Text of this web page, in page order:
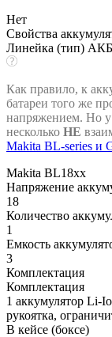
Нет
Свойства
Линейка (тип) АКБ
Как правило, к
батареи того же
напряжением. Но у
несколько НЕ
Makita BL-series и
Makita BL18xx
Напряжение
18
Количество
1
Емкость
3
Комплектация
Комплектация
1 аккумулятор Li-
рукоятка,
В кейсе (боксе)